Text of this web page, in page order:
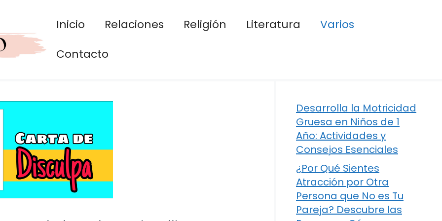
Inicio Relaciones Religión Literatura
Varios
Contacto
Desarrolla la Motricidad
Gruesa en Niños de 1
Año: Actividades y
Consejos Esenciales
¿Por Qué Sientes
Atracción por Otra
Persona que No es Tu
Pareja? Descubre las